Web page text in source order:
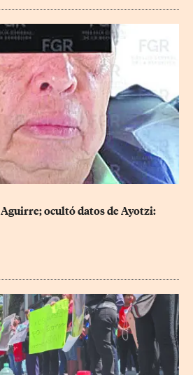
ocultó datos de Ayotzi: